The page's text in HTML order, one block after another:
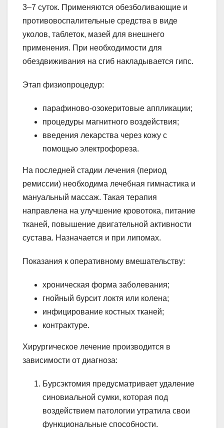
3–7 суток. Применяются обезболивающие и
противовоспалительные средства в виде
уколов, таблеток, мазей для внешнего
применения. При необходимости для
обездвиживания на сгиб накладывается гипс.
Этап физиопроцедур:
парафиново-озокеритовые аппликации;
процедуры магнитного воздействия;
введения лекарства через кожу с
помощью электрофореза.
На последней стадии лечения (период
ремиссии) необходима лечебная гимнастика и
мануальный массаж. Такая терапия
направлена на улучшение кровотока, питание
тканей, повышение двигательной активности
сустава. Назначается и при липомах.
Показания к оперативному вмешательству:
хроническая форма заболевания;
гнойный бурсит локтя или колена;
инфицирование костных тканей;
контрактуре.
Хирургическое лечение производится в
зависимости от диагноза:
Бурсэктомия предусматривает удаление
синовиальной сумки, которая под
воздействием патологии утратила свои
функциональные способности.